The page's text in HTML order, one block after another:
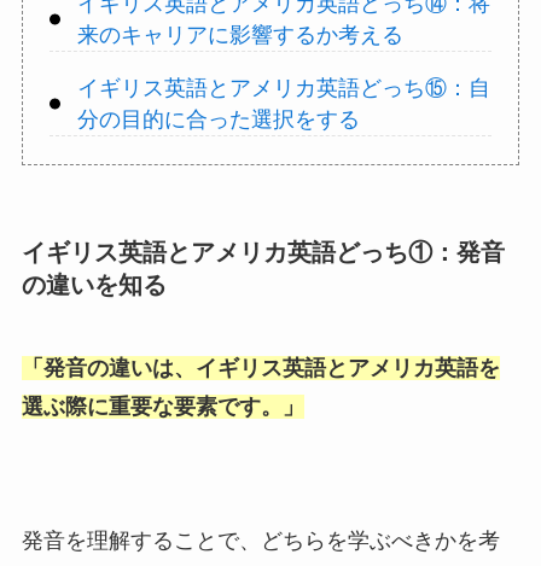
来のキャリアに影響するか考える
イギリス英語とアメリカ英語どっち⑮：自
分の目的に合った選択をする
イギリス英語とアメリカ英語どっち①：発音
の違いを知る
「 発音の違いは、イギリス英語とアメリカ英語を
選ぶ際に重要な要素です。
」
発音を理解することで、どちらを学ぶべきかを考